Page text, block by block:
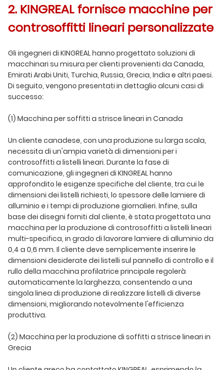
2. KINGREAL fornisce macchine per
controsoffitti lineari personalizzate
Gli ingegneri di KINGREAL hanno progettato soluzioni di
macchinari su misura per clienti provenienti da Canada,
Emirati Arabi Uniti, Turchia, Russia, Grecia, India e altri paesi.
Di seguito, vengono presentati in dettaglio alcuni casi di
successo:
(1) Macchina per soffitti a strisce lineari in Canada
Un cliente canadese, con una produzione su larga scala,
necessita di un'ampia varietà di dimensioni per i
controsoffitti a listelli lineari. Durante la fase di
comunicazione, gli ingegneri di KINGREAL hanno
approfondito le esigenze specifiche del cliente, tra cui le
dimensioni dei listelli richiesti, lo spessore delle lamiere di
alluminio e i tempi di produzione giornalieri. Infine, sulla
base dei disegni forniti dal cliente, è stata progettata una
macchina per la produzione di controsoffitti a listelli lineari
multi-specifica, in grado di lavorare lamiere di alluminio da
0,4 a 0,6 mm. Il cliente deve semplicemente inserire le
dimensioni desiderate dei listelli sul pannello di controllo e il
rullo della macchina profilatrice principale regolerà
automaticamente la larghezza, consentendo a una
singola linea di produzione di realizzare listelli di diverse
dimensioni, migliorando notevolmente l'efficienza
produttiva.
(2) Macchina per la produzione di soffitti a strisce lineari in
Grecia